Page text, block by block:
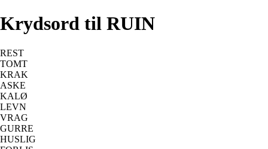
Krydsord til RUIN
REST
TOMT
KRAK
ASKE
KALØ
LEVN
VRAG
GURRE
HUSLIG